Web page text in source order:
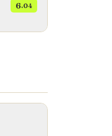
6.04